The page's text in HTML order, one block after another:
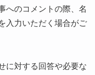
へのコメントの際、名
入力いただく場合がご
に対する回答や必要な